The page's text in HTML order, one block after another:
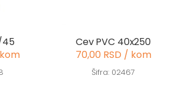
45
Cev PVC 40x250
70,00 RSD / kom
Šifra: 02467